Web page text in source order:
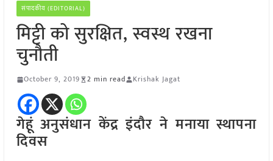
संपादकीय (EDITORIAL)
मिट्टी को सुरक्षित, स्वस्थ रखना
चुनौती
October 9, 2019 2 min read Krishak Jagat
गेहूं अनुसंधान केंद्र इंदौर ने मनाया स्थापना
दिवस